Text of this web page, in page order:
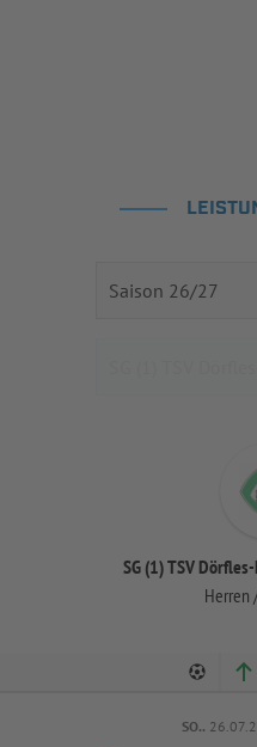
SG (1) TSV
Herren
SO..